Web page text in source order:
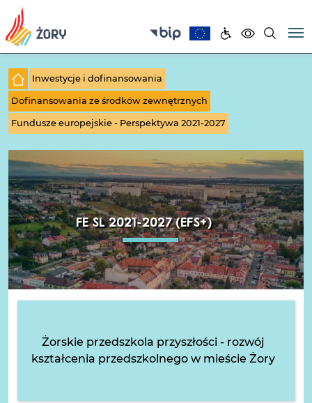
Inwestycje i dofinansowania
Dofinansowania ze środków zewnętrznych
Fundusze europejskie - Perspektywa 2021-2027
FE SL 2021-2027 (EFS+)
Żorskie przedszkola przyszłości - rozwój
kształcenia przedszkolnego w mieście Żory